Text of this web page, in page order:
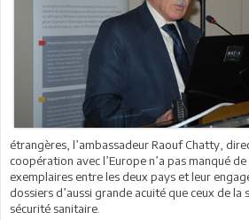
étrangères, l’ambassadeur Raouf Chatty,
coopération avec l’Europe n’a pas manqué
exemplaires entre les deux pays et leur
dossiers d’aussi grande acuité que ceux de
sécurité sanitaire.